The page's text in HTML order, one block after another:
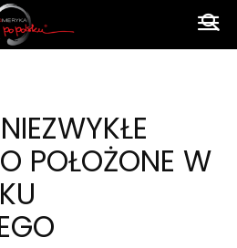
POŁOŻONE W